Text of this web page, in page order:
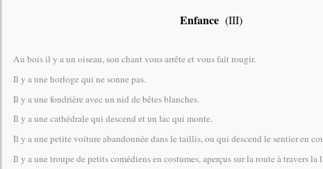
Enfance (III)
Au bois il y a un oiseau, son chant vous arrête et vous fait rougir.
Il y a une horloge qui ne sonne pas.
Il y a une fondrière avec un nid de bêtes blanches.
Il y a une cathédrale qui descend et un lac qui monte.
Il y a une petite voiture abandonnée dans le taillis, ou qui descend le sentier en
Il y a une troupe de petits comédiens en costumes, aperçus sur la route à travers la